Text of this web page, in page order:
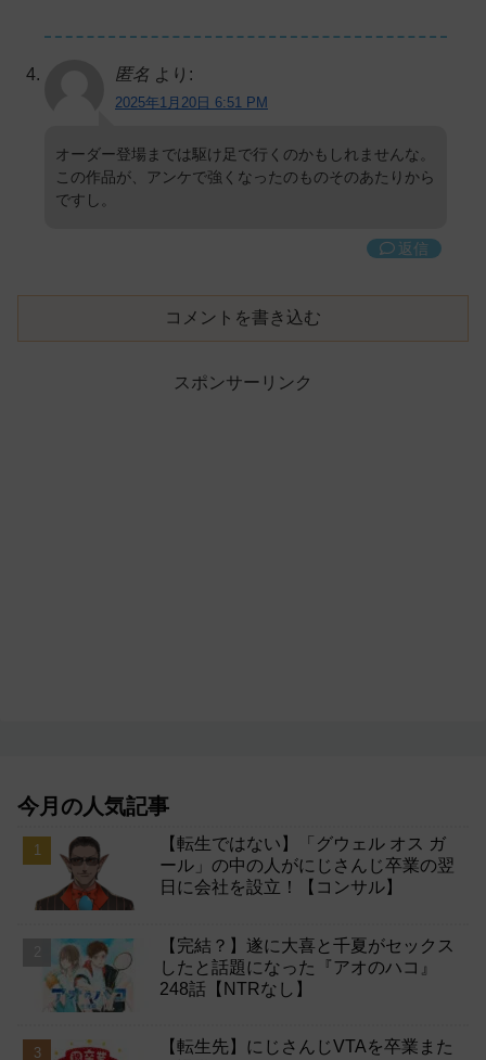
匿名 より:
2025年1月20日 6:51 PM
オーダー登場までは駆け足で行くのかもしれませんな。
この作品が、アンケで強くなったのものそのあたりから
ですし。
返信
コメントを書き込む
スポンサーリンク
今月の人気記事
【転生ではない】「グウェル オス ガ
ール」の中の人がにじさんじ卒業の翌
日に会社を設立！【コンサル】
【完結？】遂に大喜と千夏がセックス
したと話題になった『アオのハコ』
248話【NTRなし】
【転生先】にじさんじVTAを卒業また